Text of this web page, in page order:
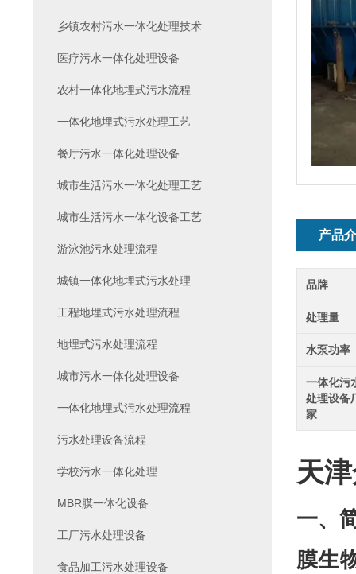
产品
品牌
处理量
水泵功率
一体化污
处理设备
家
天
一、
膜生
乡镇农村污水一体化处理技术
医疗污水一体化处理设备
农村一体化地埋式污水流程
一体化地埋式污水处理工艺
餐厅污水一体化处理设备
城市生活污水一体化处理工艺
城市生活污水一体化设备工艺
游泳池污水处理流程
城镇一体化地埋式污水处理
工程地埋式污水处理流程
地埋式污水处理流程
城市污水一体化处理设备
一体化地埋式污水处理流程
污水处理设备流程
学校污水一体化处理
MBR膜一体化设备
工厂污水处理设备
食品加工污水处理设备